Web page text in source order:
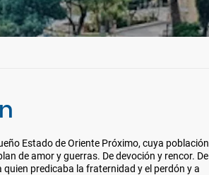
Estado de Oriente Próximo, cuya población
de amor y guerras. De devoción y rencor. De
predicaba la fraternidad y el perdón y a